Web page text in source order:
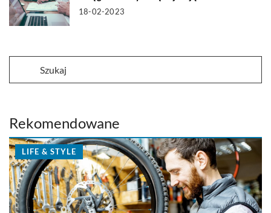
18-02-2023
Rekomendowane
LIFE & STYLE